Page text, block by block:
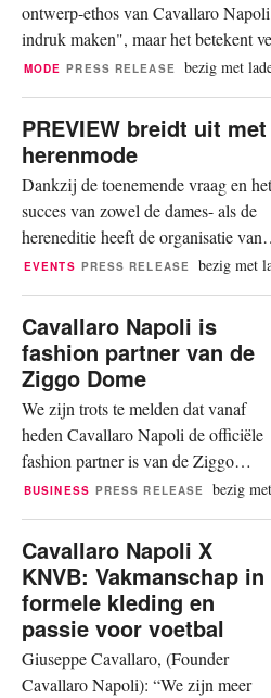
ontwerp-ethos van Cavallaro
indruk maken", maar het betekent
uitzien. Voor Cavallaro Napoli
idee om verantwoordelijkheid te
het milieu. Streven naar een...
MODE PRESS RELEASE bezig met
PREVIEW breidt uit met
herenmode
Dankzij de toenemende vraag en het
succes van zowel de dames- als de
hereneditie heeft de organisatie van
PREVIEW besloten om verder uit te
breiden. Aan de vijfde editie van
PREVIEW MEN op maandag 10 juli
2023 wordt een PREVIEW
GENTLEMEN sectie toegevoegd.
Met deze sectie richt de organisatie
zich op de vraag vanuit bezoekers om
het aanbod voor...
EVENTS PRESS RELEASE bezig met
Cavallaro Napoli is
fashion partner van de
Ziggo Dome
We zijn trots te melden dat vanaf
heden Cavallaro Napoli de officiële
fashion partner is van de Ziggo
Dome Business Club. Het contract
werd deze week getekend
voorafgaand aan het concert van de
Italiaanse band Måneskin in de Ziggo
Dome. Later dit concertseizoen zie je
het gehele hospitality team van de
Ziggo Dome Business Club stralen in
de...
BUSINESS PRESS RELEASE bezig
Cavallaro Napoli X
KNVB: Vakmanschap in
formele kleding en
passie voor voetbal
Giuseppe Cavallaro, (Founder
Cavallaro Napoli): “We zijn meer